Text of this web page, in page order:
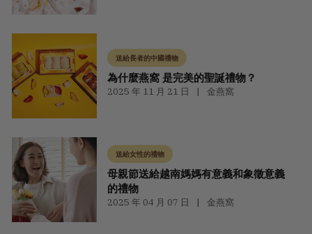
送給長者的中國禮物
為什麼燕窩 是完美的聖誕禮物？
2025 年 11 月 21 日 金燕窩
送給女性的禮物
母親節送給越南媽媽有意義和象徵意義
的禮物
2025 年 04 月 07 日 金燕窩